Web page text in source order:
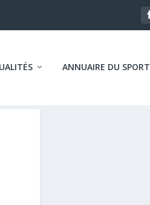
ANNUAIRE DU SPORT